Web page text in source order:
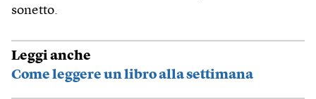
sonetto.
Leggi anche
Come leggere un libro alla settimana